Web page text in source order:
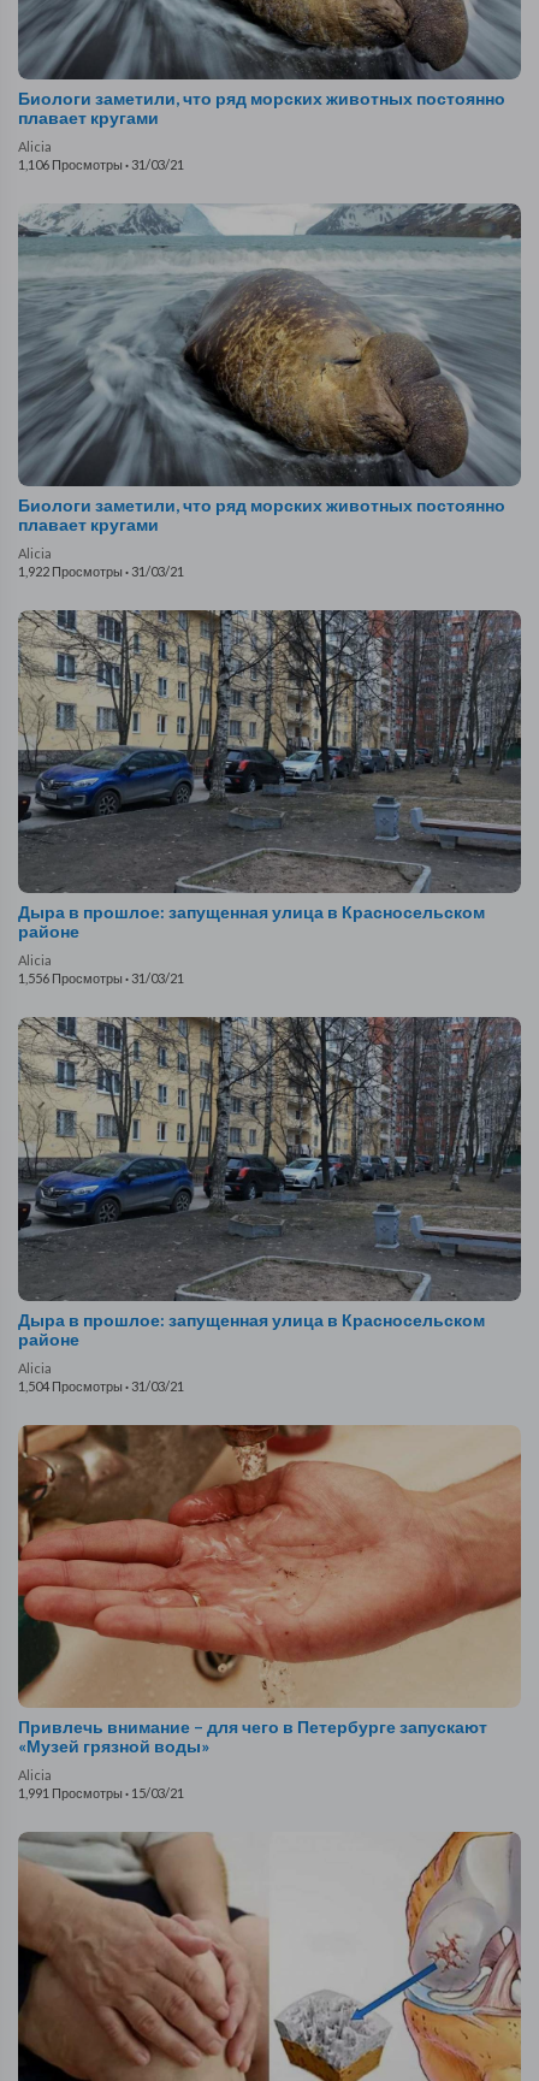
Биологи заметили, что ряд морских животных постоянно
плавает кругами
Alicia
1,106 Просмотры · 31/03/21
Биологи заметили, что ряд морских животных постоянно
плавает кругами
Alicia
1,922 Просмотры · 31/03/21
Дыра в прошлое: запущенная улица в Красносельском
районе
Alicia
1,556 Просмотры · 31/03/21
Дыра в прошлое: запущенная улица в Красносельском
районе
Alicia
1,504 Просмотры · 31/03/21
Привлечь внимание – для чего в Петербурге запускают
«Музей грязной воды»
Alicia
1,991 Просмотры · 15/03/21